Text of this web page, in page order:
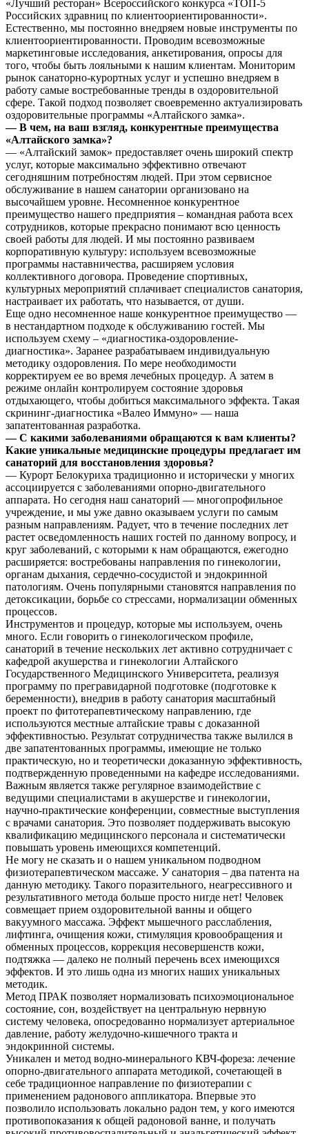
«Лучший ресторан» Всероссийского конкурса «ТОП-5
Российских здравниц по клиентоориентированности».
Естественно, мы постоянно внедряем новые инструменты по
клиентоориентированности. Проводим всевозможные
маркетинговые исследования, анкетирования, опросы для
того, чтобы быть лояльными к нашим клиентам. Мониторим
рынок санаторно-курортных услуг и успешно внедряем в
работу самые востребованные тренды в оздоровительной
сфере. Такой подход позволяет своевременно актуализировать
оздоровительные программы «Алтайского замка».
— В чем, на ваш взгляд, конкурентные преимущества
«Алтайского замка»?
— «Алтайский замок» предоставляет очень широкий спектр
услуг, которые максимально эффективно отвечают
сегодняшним потребностям людей. При этом сервисное
обслуживание в нашем санатории организовано на
высочайшем уровне. Несомненное конкурентное
преимущество нашего предприятия – командная работа всех
сотрудников, которые прекрасно понимают всю ценность
своей работы для людей. И мы постоянно развиваем
корпоративную культуру: используем всевозможные
программы наставничества, расширяем условия
коллективного договора. Проведение спортивных,
культурных мероприятий сплачивает специалистов санатория,
настраивает их работать, что называется, от души.
Еще одно несомненное наше конкурентное преимущество —
в нестандартном подходе к обслуживанию гостей. Мы
используем схему – «диагностика-оздоровление-
диагностика». Заранее разрабатываем индивидуальную
методику оздоровления. По мере необходимости
корректируем ее во время лечебных процедур. А затем в
режиме онлайн контролируем состояние здоровья
отдыхающего, чтобы добиться максимального эффекта. Такая
скрининг-диагностика «Валео Иммуно» — наша
запатентованная разработка.
— С какими заболеваниями обращаются к вам клиенты?
Какие уникальные медицинские процедуры предлагает им
санаторий для восстановления здоровья?
— Курорт Белокуриха традиционно и исторически у многих
ассоциируется с заболеваниями опорно-двигательного
аппарата. Но сегодня наш санаторий — многопрофильное
учреждение, и мы уже давно оказываем услуги по самым
разным направлениям. Радует, что в течение последних лет
растет осведомленность наших гостей по данному вопросу, и
круг заболеваний, с которыми к нам обращаются, ежегодно
расширяется: востребованы направления по гинекологии,
органам дыхания, сердечно-сосудистой и эндокринной
патологиям. Очень популярными становятся направления по
детоксикации, борьбе со стрессами, нормализации обменных
процессов.
Инструментов и процедур, которые мы используем, очень
много. Если говорить о гинекологическом профиле,
санаторий в течение нескольких лет активно сотрудничает с
кафедрой акушерства и гинекологии Алтайского
Государственного Медицинского Университета, реализуя
программу по прегравидарной подготовке (подготовке к
беременности), внедрив в работу санатория масштабный
проект по фитотерапевтическому направлению, где
используются местные алтайские травы с доказанной
эффективностью. Результат сотрудничества также вылился в
две запатентованных программы, имеющие не только
практическую, но и теоретически доказанную эффективность,
подтвержденную проведенными на кафедре исследованиями.
Важным является также регулярное взаимодействие с
ведущими специалистами в акушерстве и гинекологии,
научно-практические конференции, совместные выступления
с врачами санатория. Это позволяет поддерживать высокую
квалификацию медицинского персонала и систематически
повышать уровень имеющихся компетенций.
Не могу не сказать и о нашем уникальном подводном
физиотерапевтическом массаже. У санатория – два патента на
данную методику. Такого поразительного, неагрессивного и
результативного метода больше просто нигде нет! Человек
совмещает прием оздоровительной ванны и общего
вакуумного массажа. Эффект мышечного расслабления,
лифтинга, очищения кожи, стимуляция кровообращения и
обменных процессов, коррекция несовершенств кожи,
подтяжка — далеко не полный перечень всех имеющихся
эффектов. И это лишь одна из многих наших уникальных
методик.
Метод ПРАК позволяет нормализовать психоэмоциональное
состояние, сон, воздействует на центральную нервную
систему человека, опосредованно нормализует артериальное
давление, работу желудочно-кишечного тракта и
эндокринной системы.
Уникален и метод водно-минерального КВЧ-фореза: лечение
опорно-двигательного аппарата методикой, сочетающей в
себе традиционное направление по физиотерапии с
применением радонового аппликатора. Впервые это
позволило использовать локально радон тем, у кого имеются
противопоказания к общей радоновой ванне, и получать